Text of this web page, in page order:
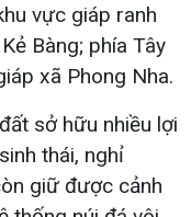
vực giáp ranh
Bàng; phía Tây
xã Phong Nha.
sở hữu nhiều lợi
thái, nghỉ
giữ được cảnh